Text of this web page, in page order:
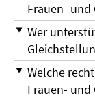
Frauen-
Wer
Welche
Frauen-